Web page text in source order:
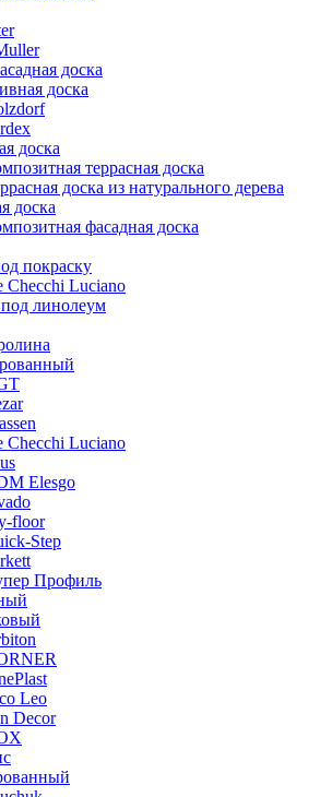
доска
доска
доска
террасная доска
доска из натурального дерева
доска
фасадная доска
покраску
Checchi Luciano
под линолеум
Checchi Luciano
Elesgo
floor
Step
Профиль
Leo
Decor